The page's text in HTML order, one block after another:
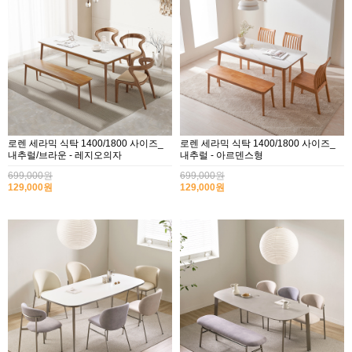
로렌 세라믹 식탁 1400/1800 사이즈_
내추럴/브라운 - 레지오의자
699,000원
129,000원
로렌 세라믹 식탁 1400/1800 사이즈_
내추럴 - 아르덴스형
699,000원
129,000원